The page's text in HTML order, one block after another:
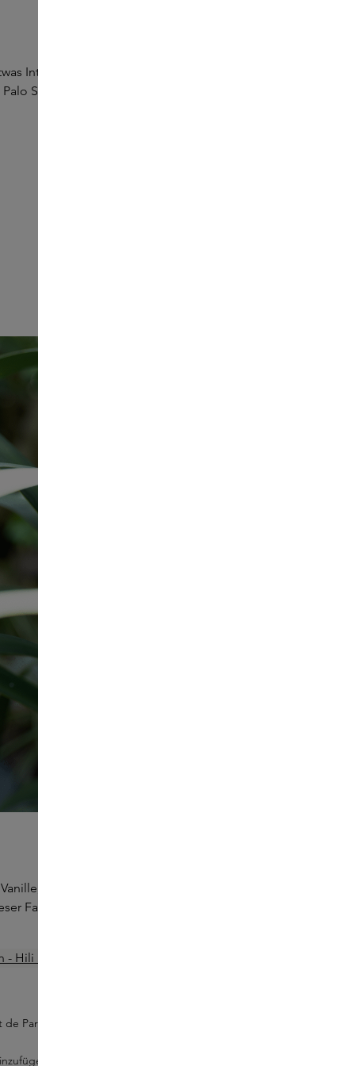
Interessantes zu bieten. Die vielen Hölzer haben alle
Santo? Während der Masterclass haben wir die
Schokolade und Zuckerwatte. Diese köstlichen,
Familie ist Ihr Favorit?
Parfum